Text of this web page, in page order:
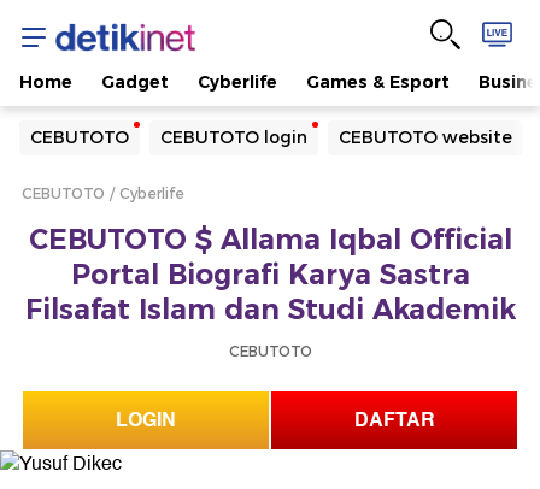
Home Gadget Cyberlife Games & Esport
CEBUTOTO CEBUTOTO login CEBUTOTO website
Yang sedang ramai dicari
Loading...
Loading...
CEBUTOTO Cyberlife
CEBUTOTO $ Allama Iqbal Official
Portal Biografi Karya Sastra
Filsafat Islam dan Studi Akademik
CEBUTOTO
LOGIN DAFTAR